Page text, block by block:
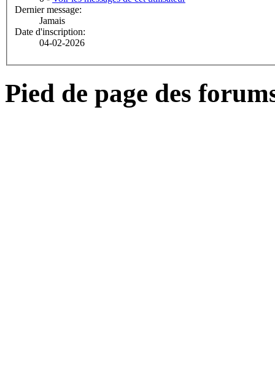
Dernier message:
Jamais
Date d'inscription:
04-02-2026
Pied de page des